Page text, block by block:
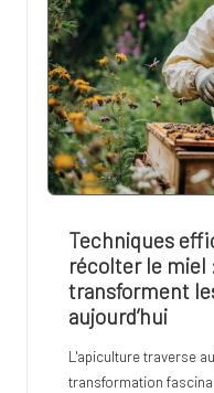
Techniques
récolter le miel
transforment
aujourd’hui
L'apiculture traverse
transformation